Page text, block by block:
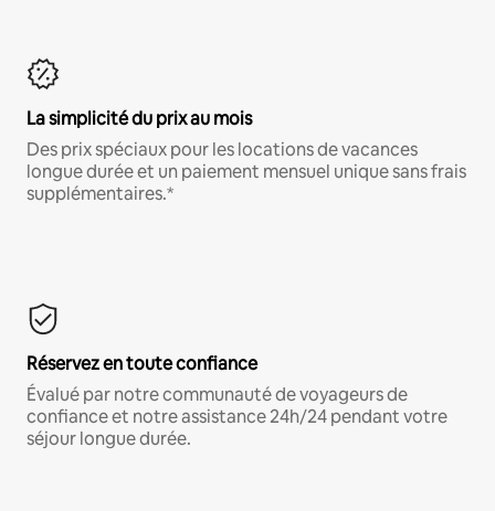
La simplicité du prix au mois
Des prix spéciaux pour les locations de vacances
longue durée et un paiement mensuel unique sans frais
supplémentaires.*
Réservez en toute confiance
Évalué par notre communauté de voyageurs de
confiance et notre assistance 24h/24 pendant votre
séjour longue durée.